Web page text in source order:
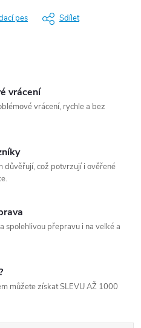
pes Sdílet
vrácení
vrácení, rychle a bez
důvěřují, což potvrzují i ověřené
spolehlivou přepravu i na velké a
můžete získat SLEVU AŽ 1000